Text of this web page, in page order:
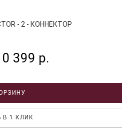
- 2 - КОННЕКТОР
399 р.
В 1 КЛИК